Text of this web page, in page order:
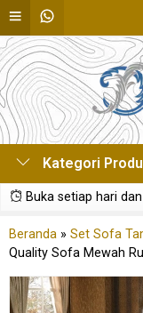
Kategori
Buka setiap hari
Beranda » Set Sofa
Quality Sofa Mewah